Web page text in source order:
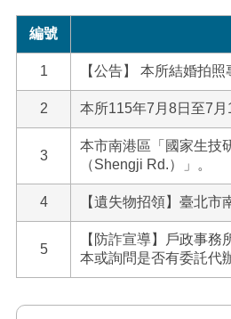
編號
1 【公告】 本所結婚拍
2 本所115年7月8日至7
3
本市南港區「國家生技
（Shengji Rd.）」。
4 【遺失物招領】臺北
5
【防詐宣導】戶政事
本或詢問是否有委託代